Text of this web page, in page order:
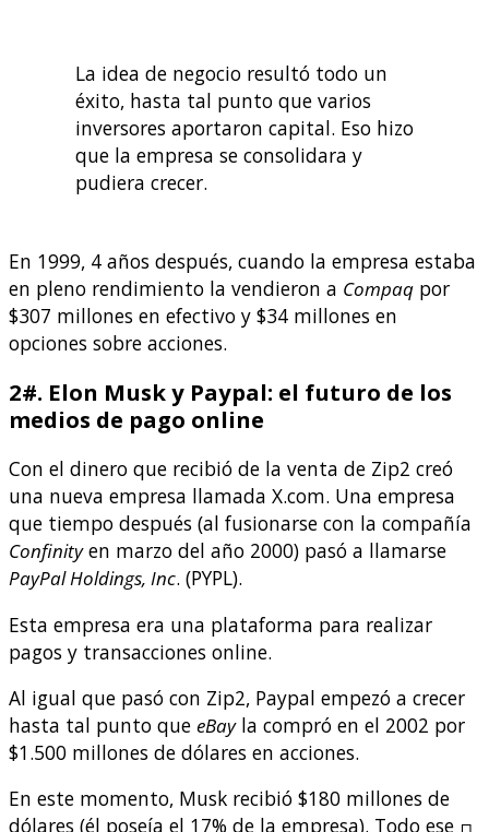
La idea de negocio resultó todo un
éxito, hasta tal punto que varios
inversores aportaron capital. Eso hizo
que la empresa se consolidara y
pudiera crecer.
En 1999, 4 años después, cuando la empresa estaba
en pleno rendimiento la vendieron a Compaq por
$307 millones en efectivo y $34 millones en
opciones sobre acciones.
2#. Elon Musk y Paypal: el futuro de los
medios de pago online
Con el dinero que recibió de la venta de Zip2 creó
una nueva empresa llamada X.com. Una empresa
que tiempo después (al fusionarse con la compañía
Confinityen marzo del año 2000) pasó a llamarse
PayPal Holdings, Inc. (PYPL).
Esta empresa era una plataforma para realizar
pagos y transacciones online.
Al igual que pasó con Zip2, Paypal empezó a crecer
hasta tal punto que eBayla compró en el 2002 por
$1.500 millones de dólares en acciones.
En este momento, Musk recibió $180 millones de
dólares (él poseía el 17% de la empresa). Todo ese